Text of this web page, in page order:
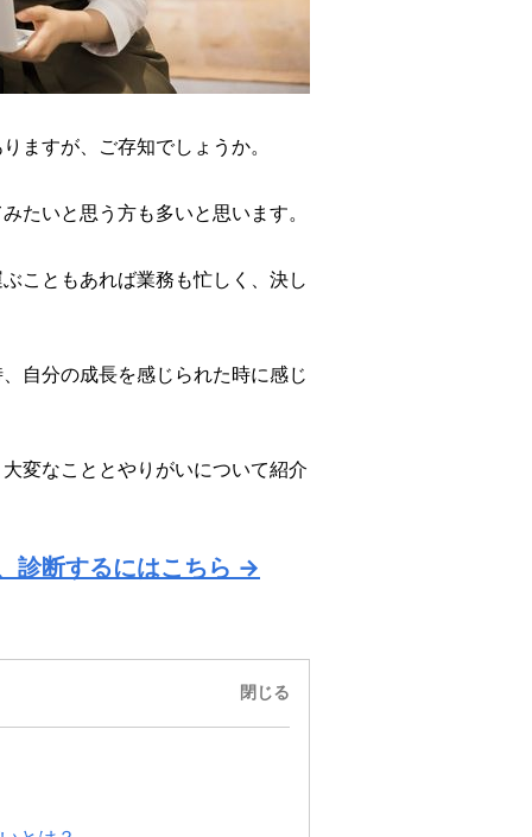
ますが、ご存知でしょうか。
たいと思う方も多いと思います。
こともあれば業務も忙しく、決し
自分の成長を感じられた時に感じ
変なこととやりがいについて紹介
診断するにはこちら →
閉じる